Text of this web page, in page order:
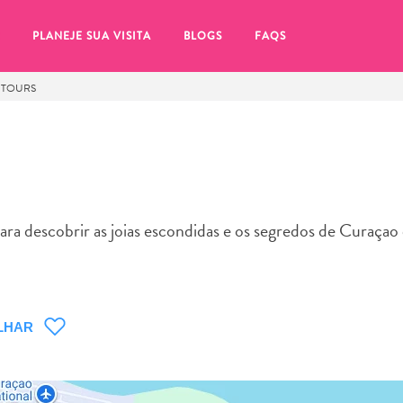
PLANEJE SUA VISITA BLOGS FAQS
descobrir as joias escondidas e os segredos de